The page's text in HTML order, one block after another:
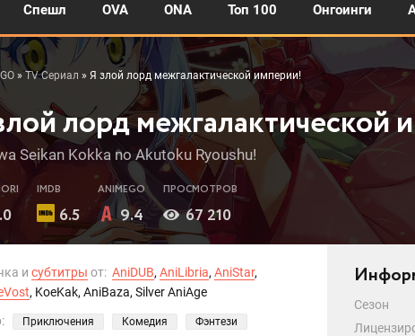
Спешл OVA ONA Топ 100 Онгоинги
»TV Сериал » Я злой лорд межгалактической империи!
лорд межгалактической
Seikan Kokka no Akutoku Ryoushu!
IMDB
6.5
ANIMEGO
9.4
ПРОСМОТРОВ
67 210
и субтитры от: AniDUB, AniLibria, AniStar,
, KoeKak, AniBaza, Silver AniAge
Приключения Комедия Фэнтези
Сезон